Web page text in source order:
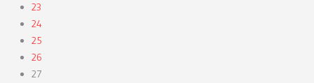
23
24
25
26
27